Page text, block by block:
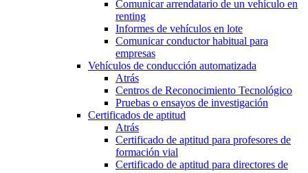
Comunicar arrendatario de un vehículo en
renting
Informes de vehículos en lote
Comunicar conductor habitual para
empresas
Vehículos de conducción automatizada
Atrás
Centros de Reconocimiento Tecnológico
Pruebas o ensayos de investigación
Certificados de aptitud
Atrás
Certificado de aptitud para profesores de
formación vial
Certificado de aptitud para directores de